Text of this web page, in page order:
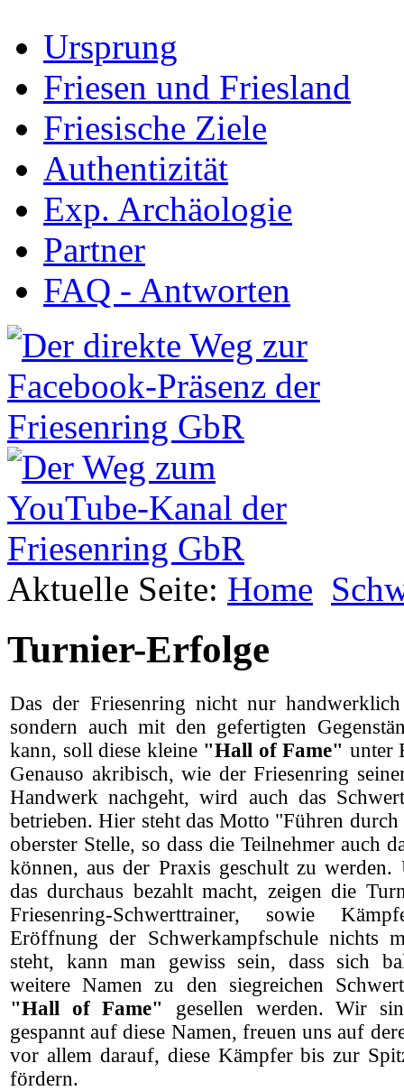
Ursprung
Friesen und Friesland
Friesische Ziele
Authentizität
Exp. Archäologie
Partner
FAQ - Antworten
Aktuelle Seite: Home
Turnier-Erfolge
Das der Friesenring nicht nur
sondern auch mit den gefertigten
kann, soll diese kleine "Hall of Fame" unter
Genauso akribisch, wie der Friesenring
Handwerk nachgeht, wird auch das
betrieben. Hier steht das Motto "Führen
oberster Stelle, so dass die Teilnehmer auch
können, aus der Praxis geschult zu werden.
das durchaus bezahlt macht, zeigen die
Friesenring-Schwerttrainer, sowie
Eröffnung der Schwerkampfschule nichts
steht, kann man gewiss sein, dass sich
weitere Namen zu den siegreichen
"Hall of Fame" gesellen werden. Wir
gespannt auf diese Namen, freuen uns auf
vor allem darauf, diese Kämpfer bis zur
fördern.